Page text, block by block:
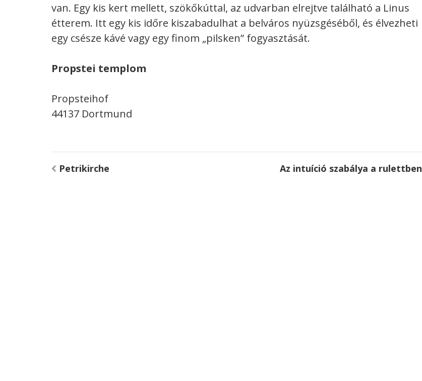
van. Egy kis kert mellett, szökőkúttal, az udvarban elrejtve található a Linus
étterem. Itt egy kis időre kiszabadulhat a belváros nyüzsgéséből, és élvezheti
egy csésze kávé vagy egy finom „pilsken” fogyasztását.
Propstei templom
Propsteihof
44137 Dortmund
Petrikirche Az intuíció szabálya a rulettben